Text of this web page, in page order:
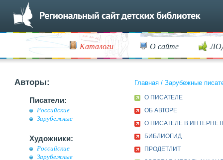
Каталоги О сайте
Авторы:
Писатели:
Российские
Зарубежные
Художники:
Российские
Зарубежные
Главная / Зарубежные
О ПИСАТЕЛЕ
ОБ АВТОРЕ
О ПИСАТЕЛЕ В
БИБЛИОГИД
ПРОДЕТЛИТ